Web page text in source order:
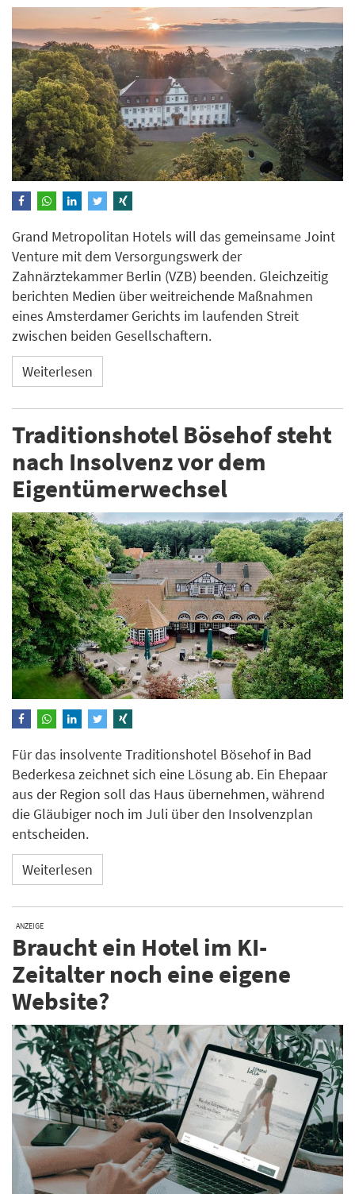
Grand Metropolitan Hotels will das gemeinsame Joint
Venture mit dem Versorgungswerk der
Zahnärztekammer Berlin (VZB) beenden. Gleichzeitig
berichten Medien über weitreichende Maßnahmen
eines Amsterdamer Gerichts im laufenden Streit
zwischen beiden Gesellschaftern.
Weiterlesen
Traditionshotel Bösehof steht
nach Insolvenz vor dem
Eigentümerwechsel
Für das insolvente Traditionshotel Bösehof in Bad
Bederkesa zeichnet sich eine Lösung ab. Ein Ehepaar
aus der Region soll das Haus übernehmen, während
die Gläubiger noch im Juli über den Insolvenzplan
entscheiden.
Weiterlesen
ANZEIGE
Braucht ein Hotel im KI-
Zeitalter noch eine eigene
Website?